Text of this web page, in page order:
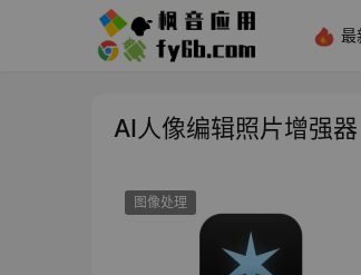
最
AI人像编辑照片增强器
图像处理